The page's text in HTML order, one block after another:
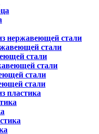
нержавеющей стали
стали
стали
стали
стали
стали
пластика